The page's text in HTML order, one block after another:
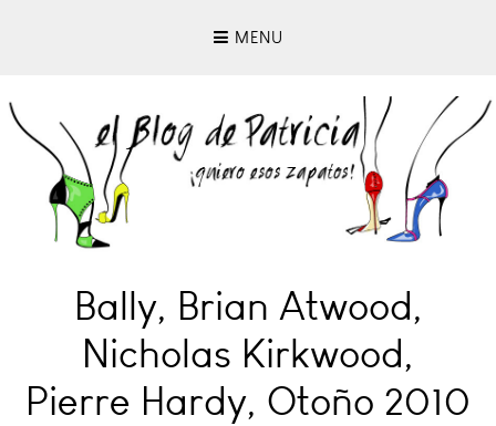
MENU
Bally, Brian Atwood,
Nicholas Kirkwood,
Pierre Hardy, Otoño 2010